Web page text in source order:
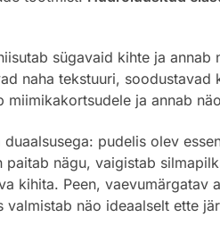
sügavaid kihte ja annab
naha tekstuuri,
miimikakortsudele ja annab
pudelis olev
nägu, vaigistab
kihita. Peen,
valmistab näo ideaalselt ette